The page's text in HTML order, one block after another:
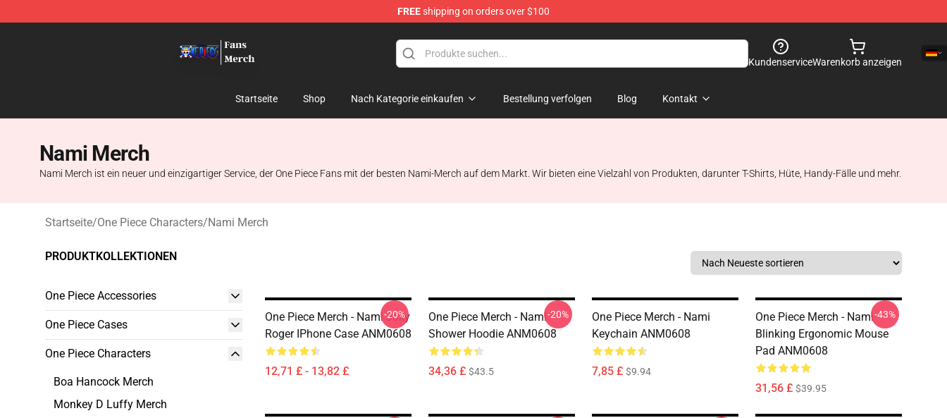
FREEshipping on orders over $100
KundenserviceWarenkorb anzeigen
Startseite Shop Nach Kategorie einkaufen Bestellung verfolgen Blog Kontakt
Nami Merch
Nami Merch ist ein neuer und einzigartiger Service, der One Piece Fans mit der besten Nami-Merch auf dem Markt. Wir bieten eine Vielzahl von Produkten, darunter T-Shirts, Hüte, Handy-Fälle und mehr.
Startseite/One Piece Characters/Nami Merch
PRODUKTKOLLEKTIONEN
One Piece Accessories
One Piece Cases
One Piece Characters
Boa Hancock Merch
Monkey D Luffy Merch
One Piece Merch - Nami Jolly
Roger IPhone Case ANM0608
12,71 £ - 13,82 £
-20%
One Piece Merch - Nami
Shower Hoodie ANM0608
34,36 £ $43.5
-20%
One Piece Merch - Nami
Keychain ANM0608
7,85 £ $9.94
One Piece Merch - Nami
Blinking Ergonomic Mouse
Pad ANM0608
31,56 £ $39.95
-43%